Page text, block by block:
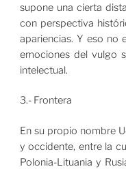
supone una cierta
con perspectiva
apariencias. Y eso no
emociones del vulgo
intelectual.
3.- Frontera
En su propio nombre
y occidente, entre la
Polonia-Lituania y